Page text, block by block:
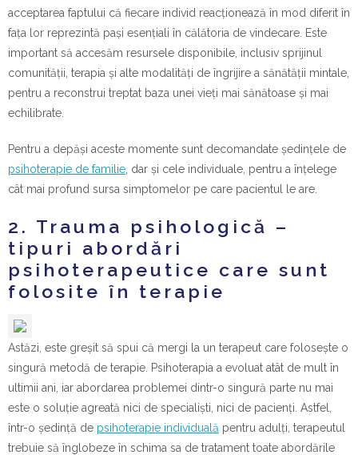
acceptarea faptului că fiecare individ reacționează în mod diferit în
fața lor reprezintă pași esențiali în călătoria de vindecare. Este
important să accesăm resursele disponibile, inclusiv sprijinul
comunității, terapia și alte modalități de îngrijire a sănătății mintale,
pentru a reconstrui treptat baza unei vieți mai sănătoase și mai
echilibrate.
Pentru a depăși aceste momente sunt decomandate ședințele de
psihoterapie de familie , dar și cele individuale, pentru a înțelege
cât mai profund sursa simptomelor pe care pacientul le are.
2. Trauma psihologică –
tipuri abordări
psihoterapeutice care sunt
folosite în terapie
Astăzi, este greșit să spui că mergi la un terapeut care folosește o
singură metodă de terapie. Psihoterapia a evoluat atât de mult în
ultimii ani, iar abordarea problemei dintr-o singură parte nu mai
este o soluție agreată nici de specialiști, nici de pacienți. Astfel,
într-o ședință de psihoterapie individuală pentru adulți, terapeutul
trebuie să înglobeze în schima sa de tratament toate abordările